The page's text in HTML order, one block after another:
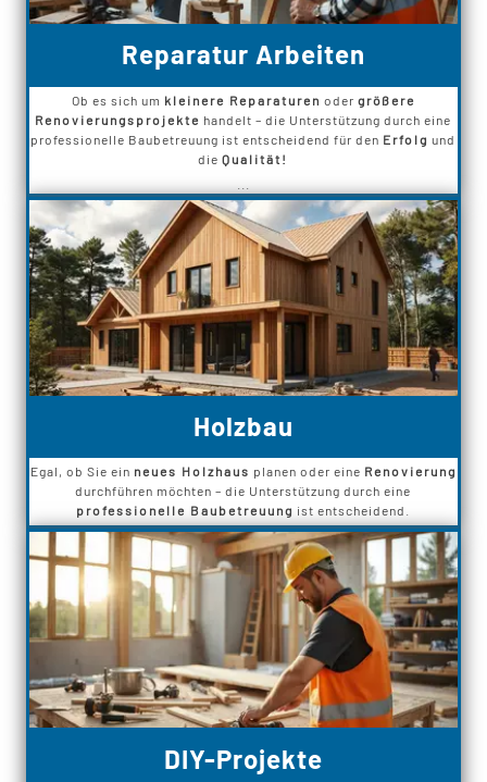
Reparatur Arbeiten
Ob es sich um kleinere Reparaturen oder größere
Renovierungsprojekte handelt – die Unterstützung durch eine
professionelle Baubetreuung ist entscheidend für den Erfolg und
dieQualität!
Holzbau
Egal, ob Sie ein neues Holzhaus planen oder eine Renovierung
durchführen möchten – die Unterstützung durch eine
professionelle Baubetreuung ist entscheidend.
DIY-Projekte